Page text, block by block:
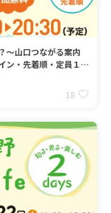
～山口つながる案内
ン・先着順・定員１０
18